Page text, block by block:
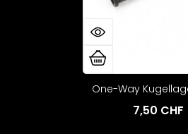
One-Way
7,50 CHF